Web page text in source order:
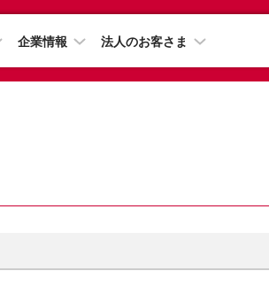
企業情報 法人のお客さま